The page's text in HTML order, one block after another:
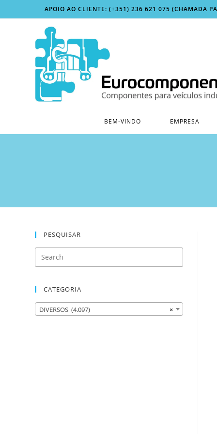
to
APOIO AO CLIENTE: (+351) 236 621 075 (CHAMADA
BEM-VINDO EMPRESA
PESQUISAR
CATEGORIA
×
DIVERSOS (4.097)